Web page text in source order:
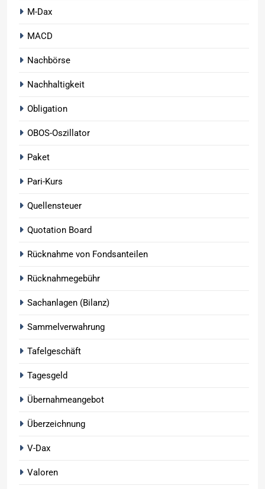
M-Dax
MACD
Nachbörse
Nachhaltigkeit
Obligation
OBOS-Oszillator
Paket
Pari-Kurs
Quellensteuer
Quotation Board
Rücknahme von Fondsanteilen
Rücknahmegebühr
Sachanlagen (Bilanz)
Sammelverwahrung
Tafelgeschäft
Tagesgeld
Übernahmeangebot
Überzeichnung
V-Dax
Valoren